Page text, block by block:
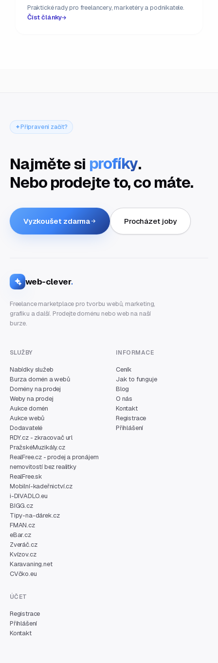
Praktické rady pro freelancery, marketéry a podnikatele.
Číst články
Připraveni začít?
Najměte si profíky.
Nebo prodejte to, co máte.
Vyzkoušet zdarma Procházet joby
web-clever.
Freelance marketplace pro tvorbu webů, marketing,
grafiku a další. Prodejte doménu nebo web na naší
burze.
SLUŽBY
Nabídky služeb
Burza domén a webů
Domény na prodej
Weby na prodej
Aukce domén
Aukce webů
Dodavatelé
RDY.cz - zkracovač url
PražskéMuzikály.cz
RealFree.cz - prodej a pronájem
nemovitostí bez realitky
RealFree.sk
Mobilní-kadeřnictví.cz
i-DIVADLO.eu
BIGG.cz
Tipy-na-dárek.cz
FMAN.cz
eBar.cz
Zveráč.cz
Kvízov.cz
Karavaning.net
CVčko.eu
INFORMACE
Ceník
Jak to funguje
Blog
O nás
Kontakt
Registrace
Přihlášení
ÚČET
Registrace
Přihlášení
Kontakt